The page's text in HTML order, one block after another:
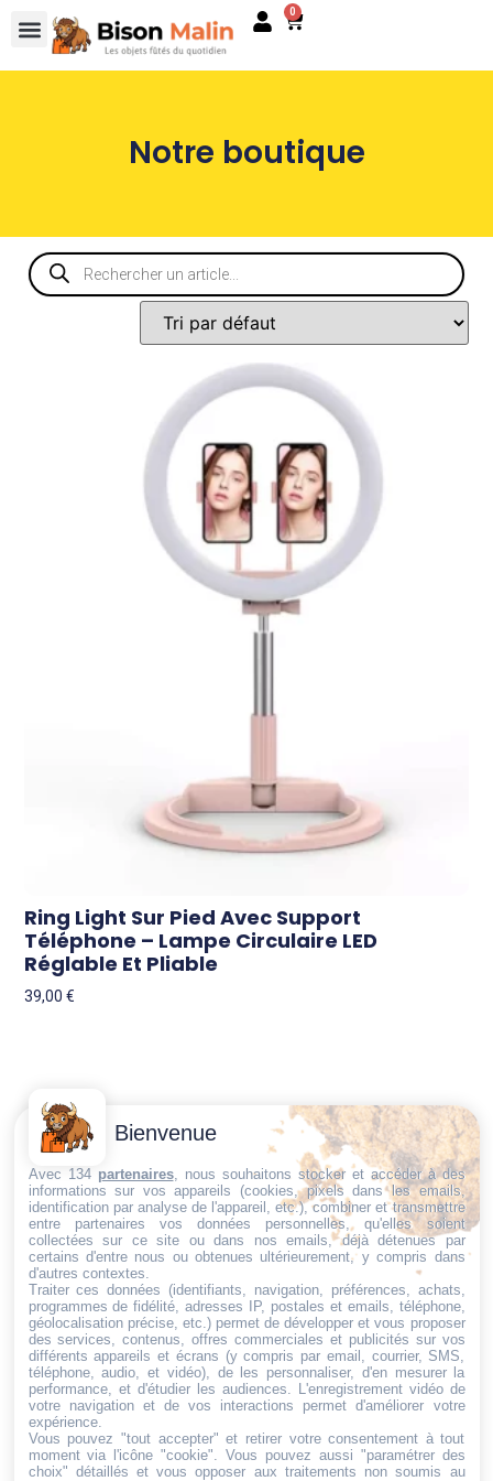
0
Notre boutique
Ring Light Sur Pied Avec Support
Téléphone – Lampe Circulaire LED
Réglable Et Pliable
39,00€
Trouvez ce qu'il vous faut,
au bon endroit
Conditions
générales
de vente
Politique de
cookies
Politique de
confidentialité
Mentions
légales
Conditions de
retour et de
remboursement
Droit de
rétractation
Contactez-
Nous
Email:
dt@sasbms.fr
Bienvenue
Avec 134 partenaires, nous souhaitons stocker et accéder à des
informations sur vos appareils (cookies, pixels dans les emails,
identification par analyse de l'appareil, etc.), combiner et transmettre
entre partenaires vos données personnelles, qu'elles soient
collectées sur ce site ou dans nos emails, déjà détenues par
certains d'entre nous ou obtenues ultérieurement, y compris dans
d'autres contextes.
Traiter ces données (identifiants, navigation, préférences, achats,
programmes de fidélité, adresses IP, postales et emails, téléphone,
géolocalisation précise, etc.) permet de développer et vous proposer
des services, contenus, offres commerciales et publicités sur vos
différents appareils et écrans (y compris par email, courrier, SMS,
téléphone, audio, et vidéo), de les personnaliser, d'en mesurer la
performance, et d'étudier les audiences. L'enregistrement vidéo de
votre navigation et de vos interactions permet d'améliorer votre
expérience.
Vous pouvez "tout accepter" et retirer votre consentement à tout
moment via l'icône "cookie" . Vous pouvez aussi "paramétrer des
choix" détaillés et vous opposer aux traitements non soumis au